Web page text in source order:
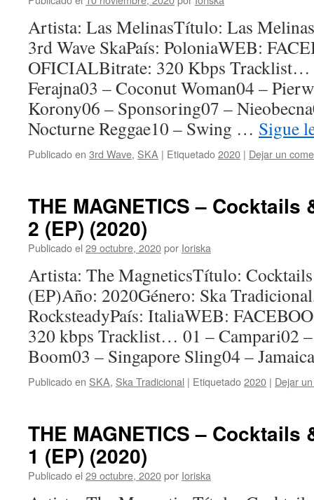
Artista: Las MelinasTítulo: Las
3rd Wave SkaPaís: PoloniaWEB:
OFICIALBitrate: 320 Kbps Tracklist…
Ferajna03 – Coconut Woman04 –
Korony06 – Sponsoring07 –
Nocturne Reggae10 – Swing … Sigue
Publicado en 3rd Wave, SKA | Etiquetado2020 | Dejar un
THE MAGNETICS – Cocktails
2 (EP) (2020)
Publicado el 29 octubre, 2020por Ioriska
Artista: The MagneticsTítulo:
(EP)Año: 2020Género: Ska
RocksteadyPaís: ItaliaWEB:
320 kbps Tracklist… 01 – Campari02
Boom03 – Singapore Sling04 –
Publicado en SKA, Ska Tradicional | Etiquetado2020 | Dejar
THE MAGNETICS – Cocktails
1 (EP) (2020)
Publicado el 29 octubre, 2020por Ioriska